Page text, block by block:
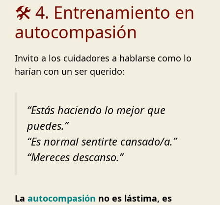
🛠️ 4. Entrenamiento en
autocompasión
Invito a los cuidadores a hablarse como lo
harían con un ser querido:
“Estás haciendo lo mejor que
puedes.”
“Es normal sentirte cansado/a.”
“Mereces descanso.”
La autocompasión no es lástima, es